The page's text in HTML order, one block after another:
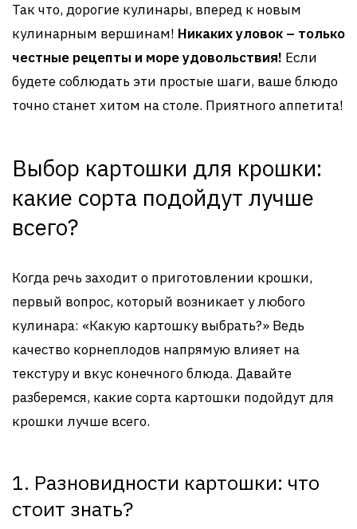
Так что, дорогие кулинары, вперед к новым
кулинарным вершинам! Никаких уловок – только
честные рецепты и море удовольствия! Если
будете соблюдать эти простые шаги, ваше блюдо
точно станет хитом на столе. Приятного аппетита!
Выбор картошки для крошки:
какие сорта подойдут лучше
всего?
Когда речь заходит о приготовлении крошки,
первый вопрос, который возникает у любого
кулинара: «Какую картошку выбрать?» Ведь
качество корнеплодов напрямую влияет на
текстуру и вкус конечного блюда. Давайте
разберемся, какие сорта картошки подойдут для
крошки лучше всего.
1. Разновидности картошки: что
стоит знать?